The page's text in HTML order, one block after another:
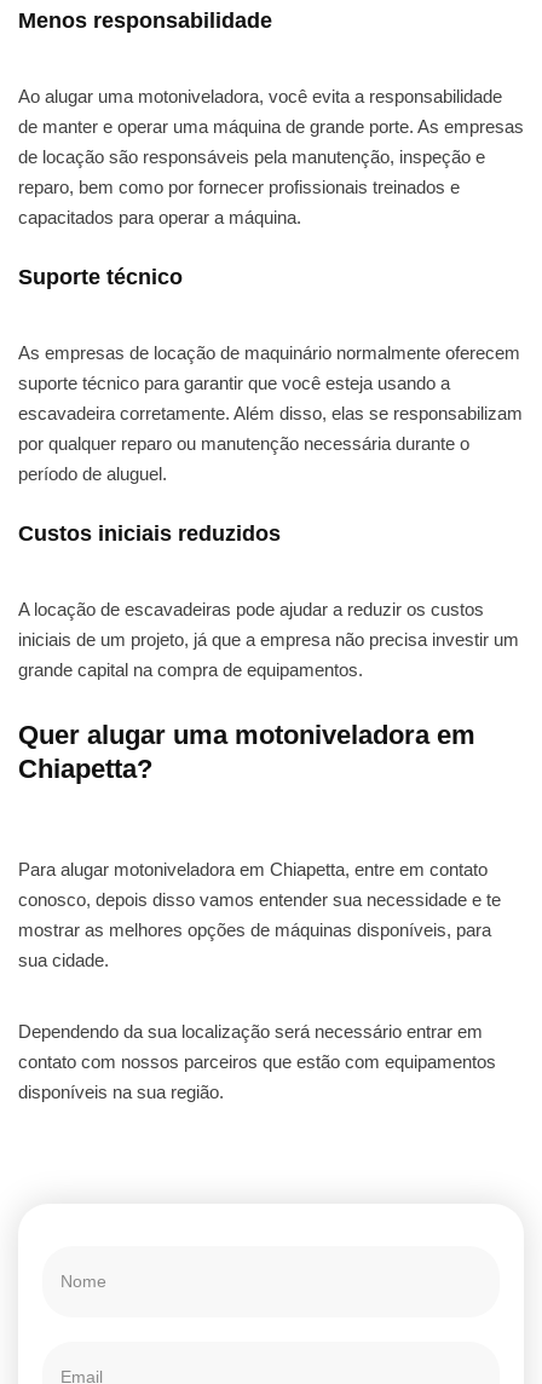
Menos responsabilidade
Ao alugar uma motoniveladora, você evita a responsabilidade
de manter e operar uma máquina de grande porte. As empresas
de locação são responsáveis pela manutenção, inspeção e
reparo, bem como por fornecer profissionais treinados e
capacitados para operar a máquina.
Suporte técnico
As empresas de locação de maquinário normalmente oferecem
suporte técnico para garantir que você esteja usando a
escavadeira corretamente. Além disso, elas se responsabilizam
por qualquer reparo ou manutenção necessária durante o
período de aluguel.
Custos iniciais reduzidos
A locação de escavadeiras pode ajudar a reduzir os custos
iniciais de um projeto, já que a empresa não precisa investir um
grande capital na compra de equipamentos.
Quer alugar uma motoniveladora em
Chiapetta?
Para alugar motoniveladora em Chiapetta, entre em contato
conosco, depois disso vamos entender sua necessidade e te
mostrar as melhores opções de máquinas disponíveis, para
sua cidade.
Dependendo da sua localização será necessário entrar em
contato com nossos parceiros que estão com equipamentos
disponíveis na sua região.